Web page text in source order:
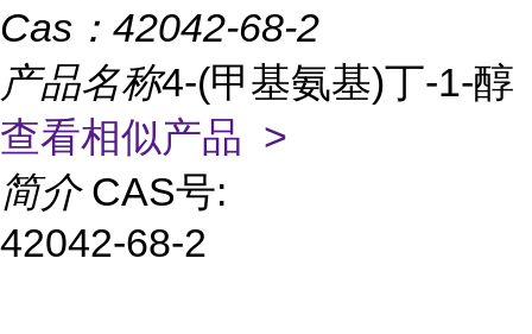
Cas： 42042-68-2
产品名称4-(甲基氨基)丁-1-醇
查看相似产品 >
简介 CAS号:
42042-68-2